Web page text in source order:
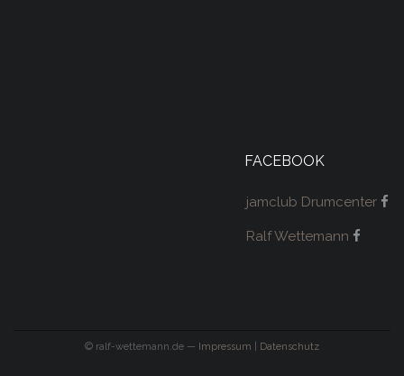
FACEBOOK
jamclub Drumcenter
Ralf Wettemann
© ralf-wettemann.de — Impressum Datenschutz